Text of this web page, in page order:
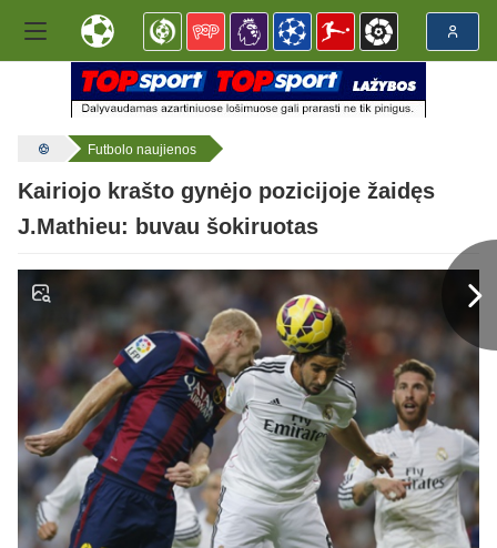
Futbolo naujienos
Kairiojo krašto gynėjo pozicijoje žaidęs
J.Mathieu: buvau šokiruotas